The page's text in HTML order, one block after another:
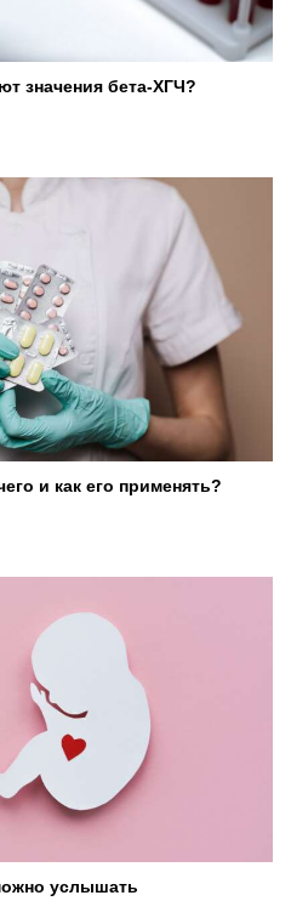
значения бета-ХГЧ?
и как его применять?
услышать